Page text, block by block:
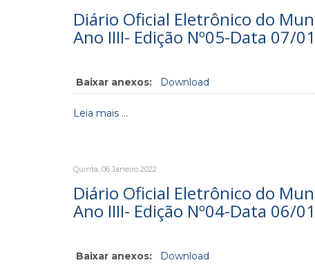
Diário Oficial Eletrônico do
Ano IIII- Edição Nº05-Data 07/
Baixar anexos: Download
Leia mais ...
Quinta, 06 Janeiro 2022
Diário Oficial Eletrônico do
Ano IIII- Edição Nº04-Data 06/
Baixar anexos: Download